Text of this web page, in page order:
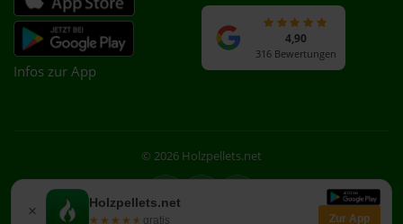
× Holzpellets.net
★★★★★
★★★★★ gratis Zur App
Infos zur App
4,90
316 Bewertungen
© 2026 Holzpellets.net
Facebook